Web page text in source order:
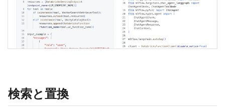
検索と置換